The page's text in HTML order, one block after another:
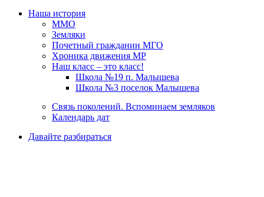
Наша история
ММО
Земляки
Почетный гражданин МГО
Хроника движения МР
Наш класс – это класс!
Школа №19 п. Малышева
Школа №3 поселок Малышева
Связь поколений. Вспоминаем земляков
Календарь дат
Давайте разбираться